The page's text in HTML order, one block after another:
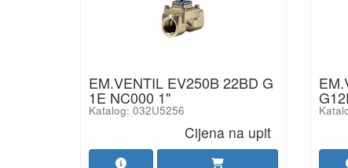
EM.VENTIL EV250B 22BD G
1E NC000 1"
Katalog: 032U5256
Cijena na upit